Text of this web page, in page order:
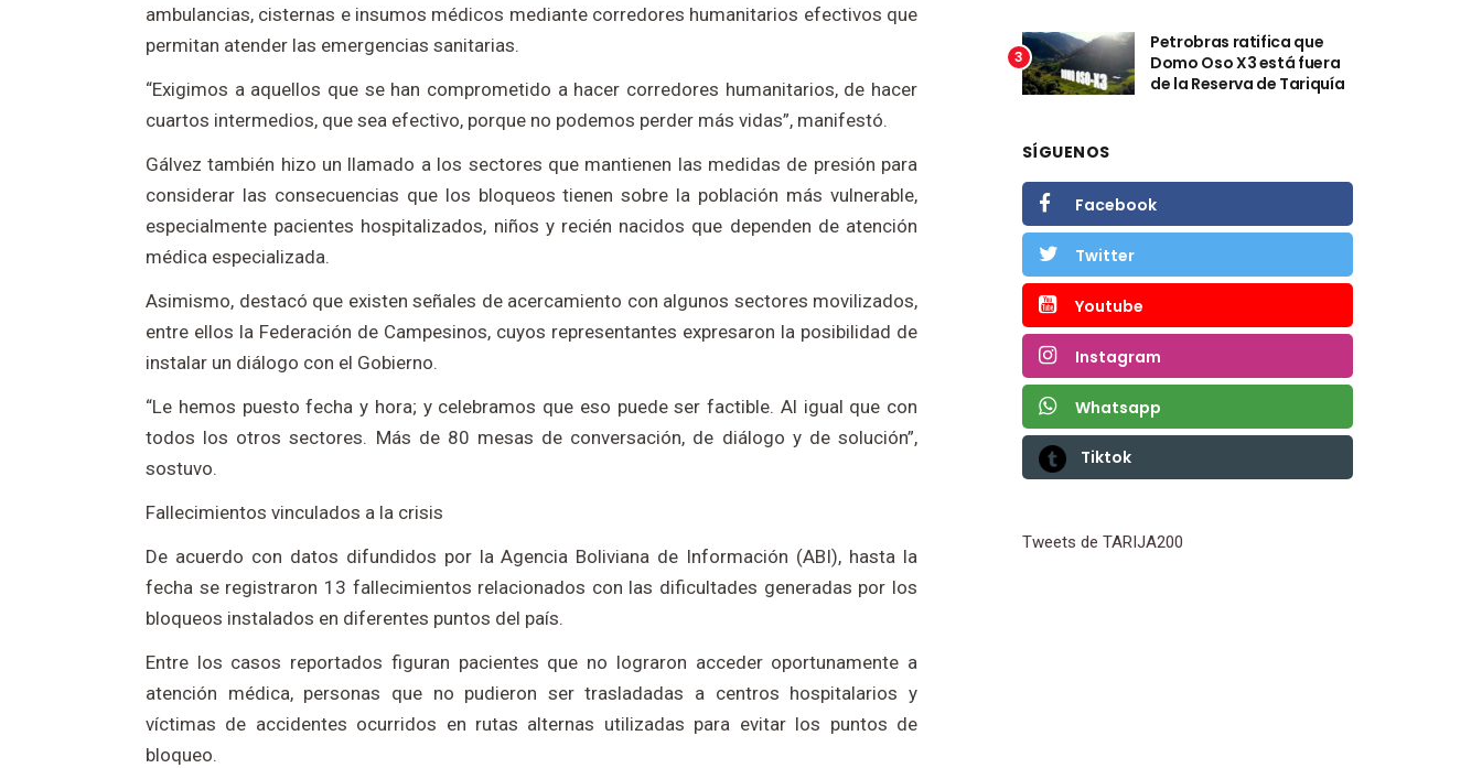
ambulancias, cisternas e insumos médicos mediante corredores humanitarios efectivos que
permitan atender las emergencias sanitarias.
“Exigimos a aquellos que se han comprometido a hacer corredores humanitarios, de hacer
cuartos intermedios, que sea efectivo, porque no podemos perder más vidas”, manifestó.
Gálvez también hizo un llamado a los sectores que mantienen las medidas de presión para
considerar las consecuencias que los bloqueos tienen sobre la población más vulnerable,
especialmente pacientes hospitalizados, niños y recién nacidos que dependen de atención
médica especializada.
Asimismo, destacó que existen señales de acercamiento con algunos sectores movilizados,
entre ellos la Federación de Campesinos, cuyos representantes expresaron la posibilidad de
instalar un diálogo con el Gobierno.
“Le hemos puesto fecha y hora; y celebramos que eso puede ser factible. Al igual que con
todos los otros sectores. Más de 80 mesas de conversación, de diálogo y de solución”,
sostuvo.
Fallecimientos vinculados a la crisis
De acuerdo con datos difundidos por la Agencia Boliviana de Información (ABI), hasta la
fecha se registraron 13 fallecimientos relacionados con las dificultades generadas por los
bloqueos instalados en diferentes puntos del país.
Entre los casos reportados figuran pacientes que no lograron acceder oportunamente a
atención médica, personas que no pudieron ser trasladadas a centros hospitalarios y
víctimas de accidentes ocurridos en rutas alternas utilizadas para evitar los puntos de
bloqueo.
3
Petrobras ratifica que
Domo Oso X3 está fuera
de la Reserva de Tariquía
SÍGUENOS
Facebook
Twitter
Youtube
Instagram
Whatsapp
Tiktok
Tweets de TARIJA200